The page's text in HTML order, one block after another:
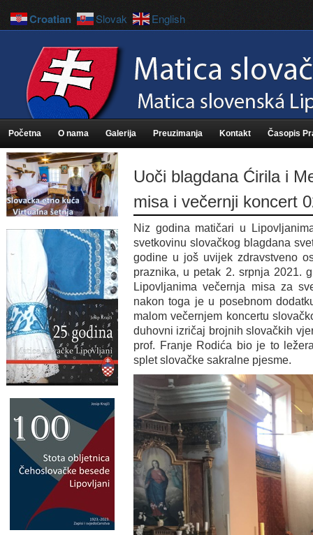
Početna O nama Galerija Preuzimanja Kontakt Časopis
Uoči blagdana Ćirila i
misa i večernji koncert
Niz godina matičari u
svetkovinu slovačkog blagdana
godine u još uvijek zdravstveno
praznika, u petak 2. srpnja 2021.
Lipovljanima večernja misa za
nakon toga je u posebnom
malom večernjem koncertu
duhovni izričaj brojnih slovačkih
prof. Franje Rodića bio je to
splet slovačke sakralne pjesme.
Croatian Slovak English